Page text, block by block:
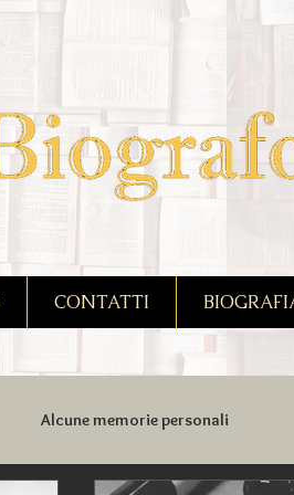
CONTATTI
Alcune memorie personali